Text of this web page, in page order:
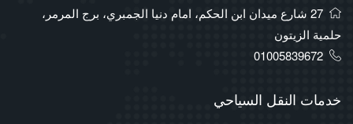
27 شارع ميدان ابن الحكم، امام دنيا الجمبري، برج المرمر،
حلمية الزيتون
01005839672
خدمات النقل السياحي